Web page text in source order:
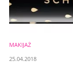
MAKIJAŻ
25.04.2018